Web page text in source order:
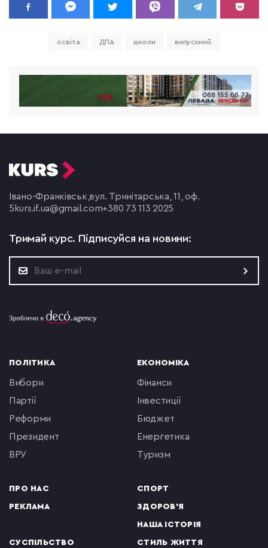
освіта ДПА школи випускний
Івано-Франківськ,вул. Тринітарська, 11, оф.
5 kurs.if.ua@gmail.com+380 73 113 2025
Тримай курс. Підписуйся на новини:
ПОЛІТИКА
вибори
партії
реформи
президент
ВРУ
ПРО НАС
РЕКЛАМА
ЕКОНОМІКА
фінанси
інвестиції
бюджет
енергетика
туризм
СПОРТ
ЗДОРОВ'Я
НАША ІСТОРІЯ
СУСПІЛЬСТВО СТИЛЬ ЖИТТЯ